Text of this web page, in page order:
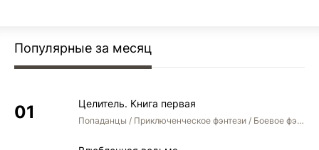
Популярные за месяц
Целитель. Книга первая
Попаданцы / Приключенческое фэнтези / Боевое фэнтези